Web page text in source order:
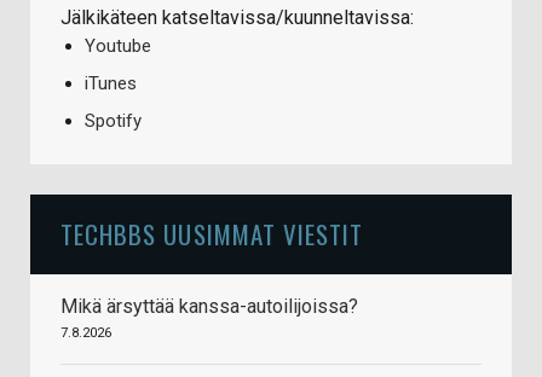
Jälkikäteen katseltavissa/kuunneltavissa:
Youtube
iTunes
Spotify
TECHBBS UUSIMMAT VIESTIT
Mikä ärsyttää kanssa-autoilijoissa?
7.8.2026